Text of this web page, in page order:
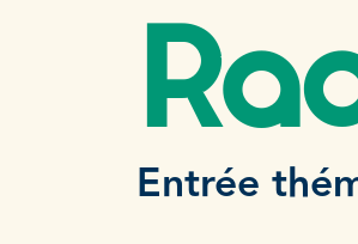
Entrée